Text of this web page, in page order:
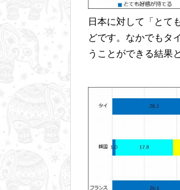
日本に対して「とて
どです。なかでもタ
うことができる結果